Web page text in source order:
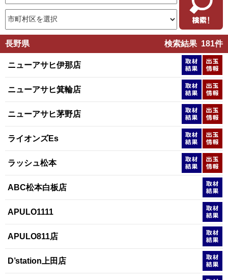
長野県 検索結果 181件
ニューアサヒ伊那店
ニューアサヒ箕輪店
ニューアサヒ茅野店
ライオンズEs
ラッシュ松本
ABC松本白板店
APULO1111
APULO811店
D’station上田店